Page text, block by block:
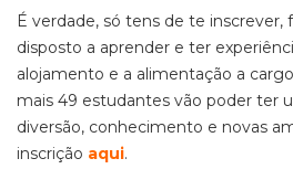
É verdade, só tens de te inscrever,
disposto a aprender e ter
alojamento e a alimentação a
mais 49 estudantes vão poder ter
diversão, conhecimento e novas
inscrição aqui.